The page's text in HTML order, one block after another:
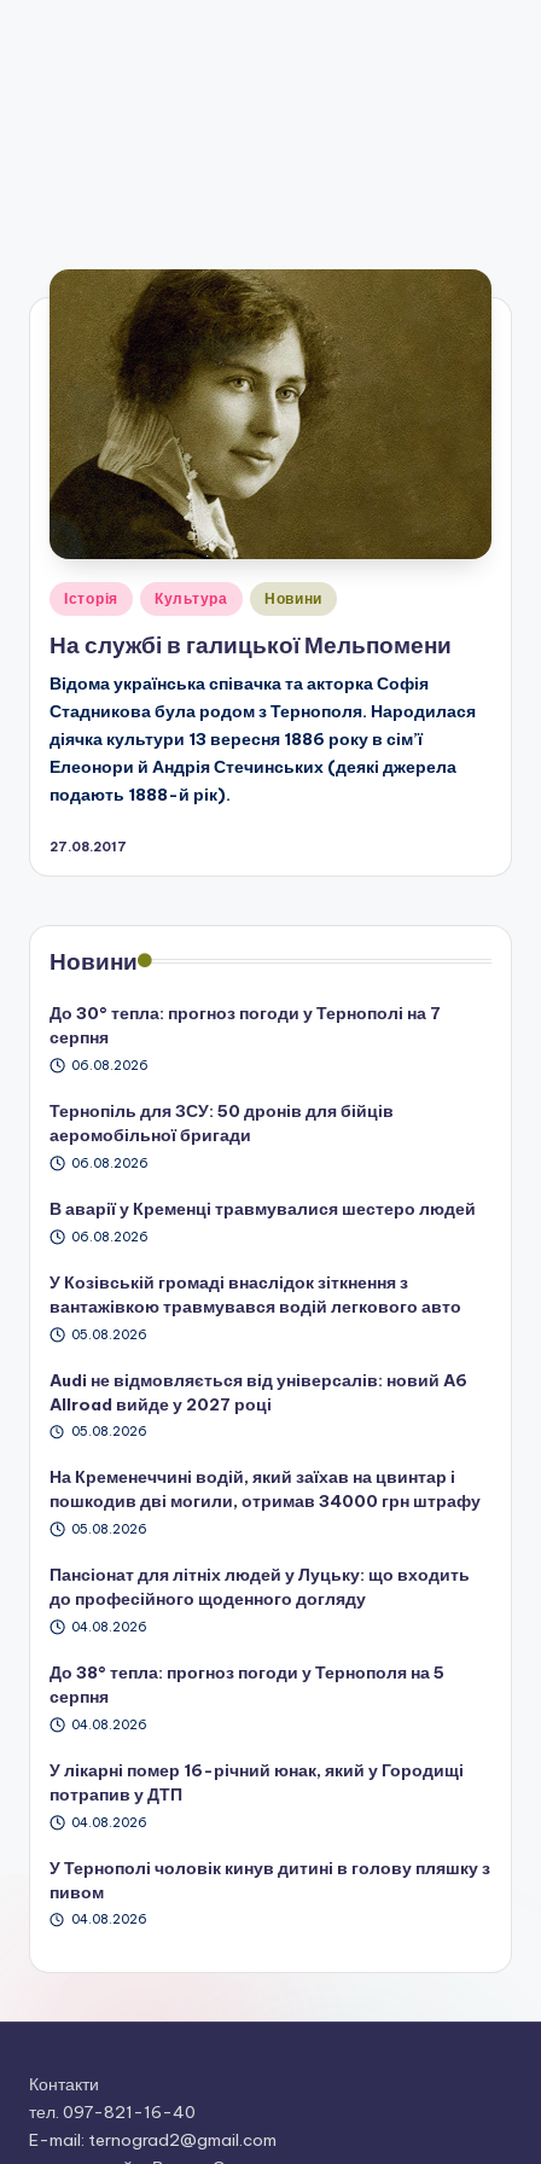
Опубліковано
Історія Культура Новини
На службі в галицької Мельпомени
Відома українська співачка та акторка Софія
Стадникова була родом з Тернополя. Народилася
діячка культури 13 вересня 1886 року в сім’ї
Елеонори й Андрія Стечинських (деякі джерела
подають 1888-й рік).
27.08.2017
Новини
До 30° тепла: прогноз погоди у Тернополі на 7
серпня
06.08.2026
Тернопіль для ЗСУ: 50 дронів для бійців
аеромобільної бригади
06.08.2026
В аварії у Кременці травмувалися шестеро людей
06.08.2026
У Козівській громаді внаслідок зіткнення з
вантажівкою травмувався водій легкового авто
05.08.2026
Audi не відмовляється від універсалів: новий A6
Allroad вийде у 2027 році
05.08.2026
На Кременеччині водій, який заїхав на цвинтар і
пошкодив дві могили, отримав 34000 грн штрафу
05.08.2026
Пансіонат для літніх людей у Луцьку: що входить
до професійного щоденного догляду
04.08.2026
До 38° тепла: прогноз погоди у Тернополя на 5
серпня
04.08.2026
У лікарні помер 16-річний юнак, який у Городищі
потрапив у ДТП
04.08.2026
У Тернополі чоловік кинув дитині в голову пляшку з
пивом
04.08.2026
Контакти
тел. 097-821-16-40
E-mail: ternograd2@gmail.com